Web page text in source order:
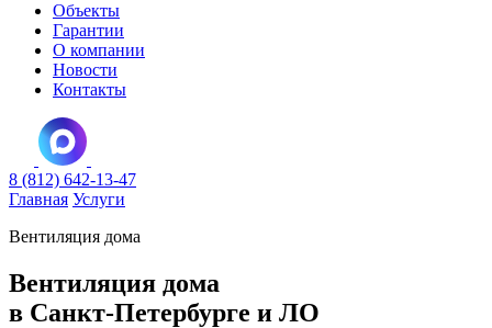
Объекты
Гарантии
О компании
Новости
Контакты
8 (812) 642-13-47
Главная Услуги
Вентиляция дома
Вентиляция дома
в Санкт-Петербурге и ЛО